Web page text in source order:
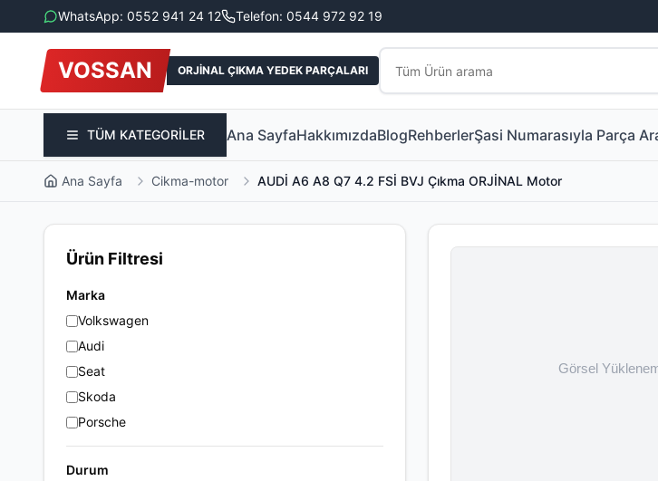
WhatsApp: 0552 941 24 12 Telefon: 0544 972 92 19
VOSSAN ORJİNAL ÇIKMA YEDEK PARÇALARI
TÜM KATEGORİLER Ana SayfaHakkımızdaBlogRehberlerŞasi Numarasıyla Parça
Ana Sayfa Cikma-motor AUDİ A6 A8 Q7 4.2 FSİ BVJ Çıkma ORJİNAL Motor
Ürün Filtresi
Marka
Volkswagen
Audi
Seat
Skoda
Porsche
Durum